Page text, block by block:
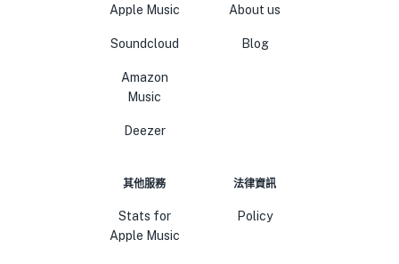
Apple Music
Soundcloud
Amazon
Music
Deezer
About us
Blog
其他服務
Stats for
Apple Music
法律資訊
Policy